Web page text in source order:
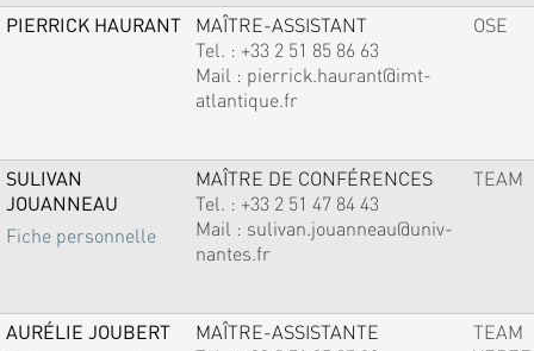
PIERRICK HAURANT
MAÎTRE-ASSISTANT
Tel. : +33 2 51 85 86 63
Mail : pierrick.haurant@imt-
atlantique.fr
OSE
SULIVAN
JOUANNEAU
Fiche personnelle
MAÎTRE DE CONFÉRENCES
Tel. : +33 2 51 47 84 43
Mail : sulivan.jouanneau@univ-
nantes.fr
TEAM
AURÉLIE JOUBERT
MAÎTRE-ASSISTANTE
TEAM